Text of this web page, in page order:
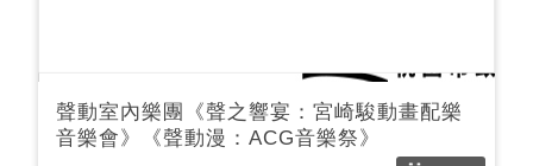
聲動室內樂團《聲之響宴：宮崎駿動畫配樂
音樂會》《聲動漫：ACG音樂祭》